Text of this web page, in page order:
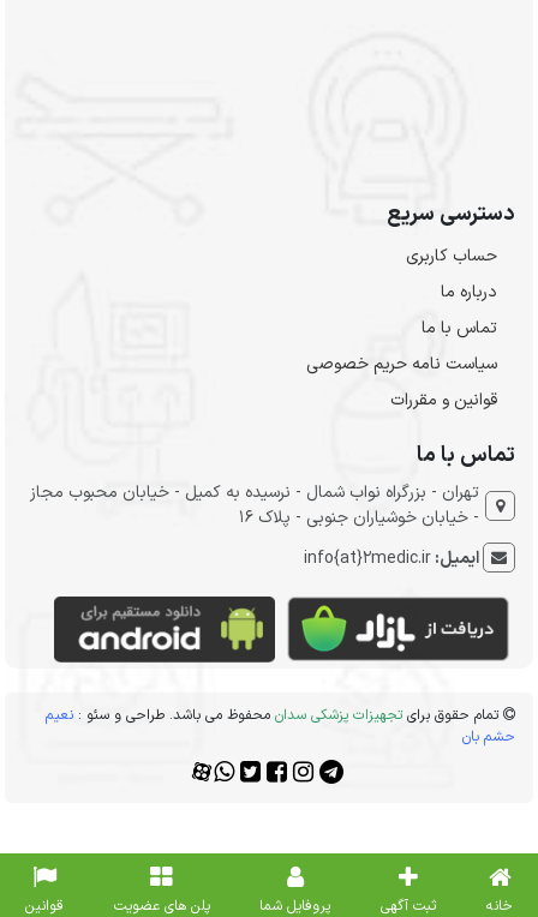
دسترسی سریع
حساب کاربری
درباره ما
تماس با ما
سیاست نامه حریم خصوصی
قوانین و مقررات
تماس با ما
تهران - بزرگراه نواب شمال - نرسیده به کمیل - خیابان محبوب مجاز
- خیابان خوشیاران جنوبی - پلاک 16
ایمیل:info{at}2medic.ir
تمام حقوق برایتجهیزات پزشکی سدان محفوظ می باشد. طراحی و سئو :نعیم
حشم بان
خانه ثبت آگهی پروفایل شما پلن های عضویت قوانین